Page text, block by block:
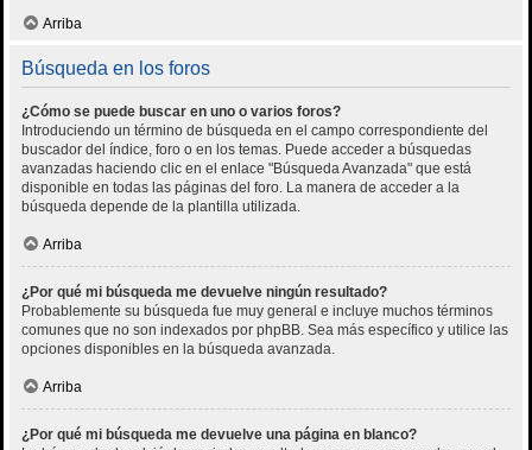
Arriba
Búsqueda en los foros
¿Cómo se puede buscar en uno o varios foros?
Introduciendo un término de búsqueda en el campo correspondiente del
buscador del índice, foro o en los temas. Puede acceder a búsquedas
avanzadas haciendo clic en el enlace "Búsqueda Avanzada" que está
disponible en todas las páginas del foro. La manera de acceder a la
búsqueda depende de la plantilla utilizada.
Arriba
¿Por qué mi búsqueda me devuelve ningún resultado?
Probablemente su búsqueda fue muy general e incluye muchos términos
comunes que no son indexados por phpBB. Sea más específico y utilice las
opciones disponibles en la búsqueda avanzada.
Arriba
¿Por qué mi búsqueda me devuelve una página en blanco?